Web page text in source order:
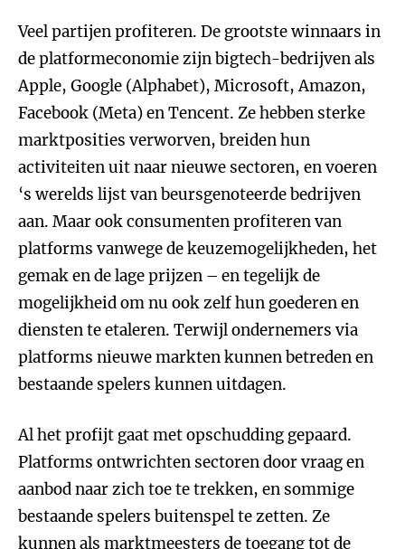
Veel partijen profiteren. De grootste winnaars in
de platformeconomie zijn bigtech-bedrijven als
Apple, Google (Alphabet), Microsoft, Amazon,
Facebook (Meta) en Tencent. Ze hebben sterke
marktposities verworven, breiden hun
activiteiten uit naar nieuwe sectoren, en voeren
‘s werelds lijst van beursgenoteerde bedrijven
aan. Maar ook consumenten profiteren van
platforms vanwege de keuzemogelijkheden, het
gemak en de lage prijzen – en tegelijk de
mogelijkheid om nu ook zelf hun goederen en
diensten te etaleren. Terwijl ondernemers via
platforms nieuwe markten kunnen betreden en
bestaande spelers kunnen uitdagen.
Al het profijt gaat met opschudding gepaard.
Platforms ontwrichten sectoren door vraag en
aanbod naar zich toe te trekken, en sommige
bestaande spelers buitenspel te zetten. Ze
kunnen als marktmeesters de toegang tot de